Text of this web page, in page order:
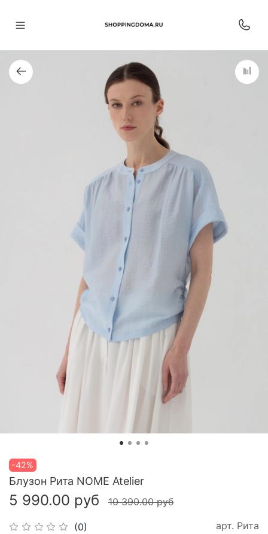
-42%
(0) арт. Рита
Блузон Рита NOME Atelier
5 990.00 руб 10 390.00 руб